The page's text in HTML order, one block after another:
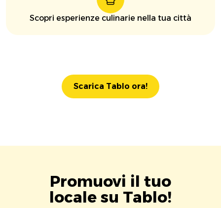
Scopri esperienze culinarie nella tua città
Scarica Tablo ora!
Promuovi il tuo
locale su Tablo!